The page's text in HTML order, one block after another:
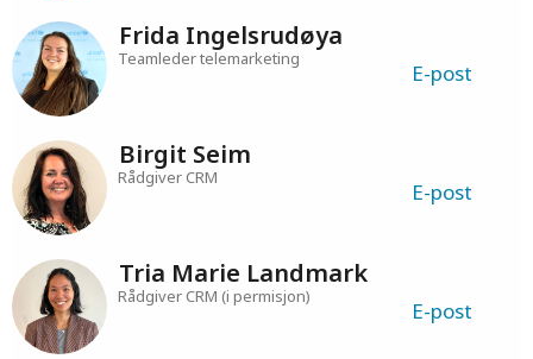
Frida Ingelsrudøya
Teamleder telemarketing
E-post
Birgit Seim
Rådgiver CRM
E-post
Tria Marie Landmark
Rådgiver CRM (i permisjon)
E-post